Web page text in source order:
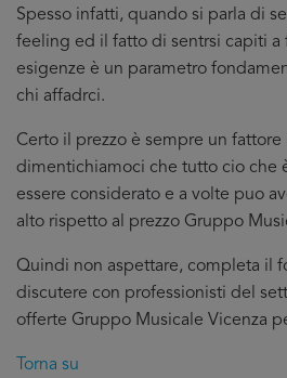
Spesso infatti, quando si parla di
feeling ed il fatto di sentrsi capiti
esigenze è un parametro
chi affadrci.
Certo il prezzo è sempre un
dimentichiamoci che tutto cio che
essere considerato e a volte puo
alto rispetto al prezzo Gruppo
Quindi non aspettare, completa il
discutere con professionisti del
offerte Gruppo Musicale Vicenza
Torna su